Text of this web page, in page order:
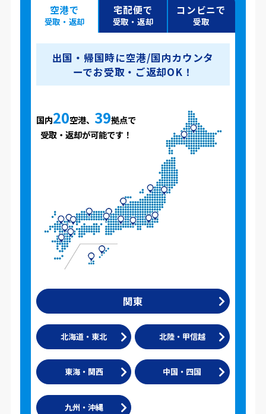
空港で
受取・返却
宅配便で
受取・返却
コンビニで
受取
出国・帰国時に空港/国内カウンタ
ーでお受取・ご返却OK！
国内20空港、 39拠点で
受取・返却が可能です！
関東
北海道・東北 北陸・甲信越
東海・関西 中国・四国
九州・沖縄